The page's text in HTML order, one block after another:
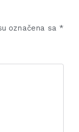
označena sa *